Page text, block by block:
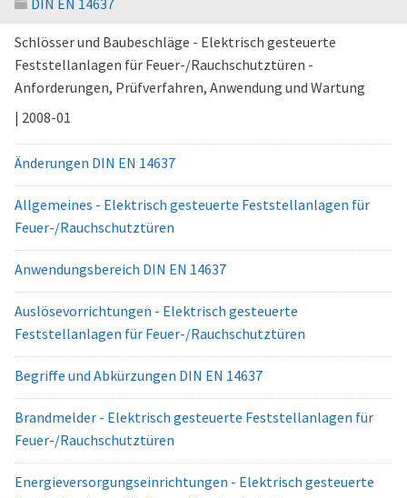
DIN EN 14637
Schlösser und Baubeschläge - Elektrisch gesteuerte
Feststellanlagen für Feuer-/Rauchschutztüren -
Anforderungen, Prüfverfahren, Anwendung und Wartung
| 2008-01
Änderungen DIN EN 14637
Allgemeines - Elektrisch gesteuerte Feststellanlagen für
Feuer-/Rauchschutztüren
Anwendungsbereich DIN EN 14637
Auslösevorrichtungen - Elektrisch gesteuerte
Feststellanlagen für Feuer-/Rauchschutztüren
Begriffe und Abkürzungen DIN EN 14637
Brandmelder - Elektrisch gesteuerte Feststellanlagen für
Feuer-/Rauchschutztüren
Energieversorgungseinrichtungen - Elektrisch gesteuerte